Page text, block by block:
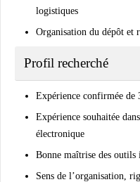
logistiques
Organisation du dépôt et
Profil recherché
Expérience confirmée de
Expérience souhaitée
électronique
Bonne maîtrise des
Sens de l’organisation,